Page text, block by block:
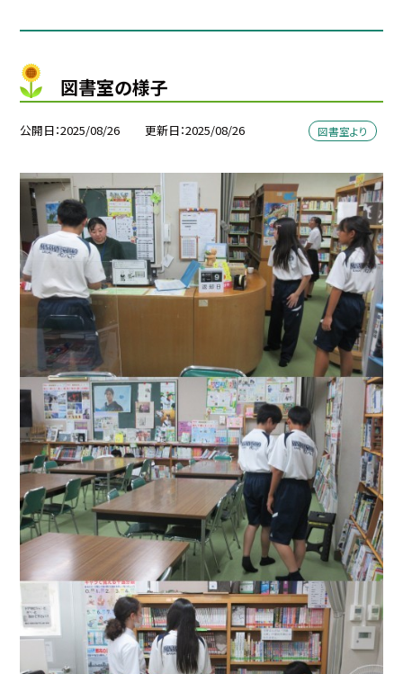
図書室の様子
公開日 2025/08/26 更新日 2025/08/26 図書室より